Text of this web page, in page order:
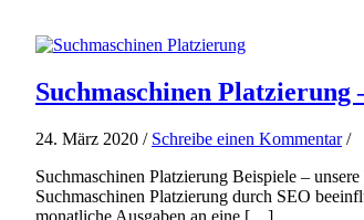
Suchmaschinen Platzierung
24. März 2020 / Schreibe einen Kommentar /
Suchmaschinen Platzierung Beispiele –
Suchmaschinen Platzierung durch SEO
monatliche Ausgaben an eine […]